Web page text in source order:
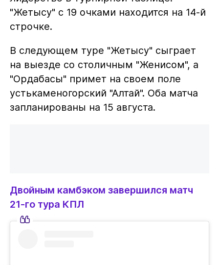
"Жетысу" с 19 очками находится на 14-й
строчке.
В следующем туре "Жетысу" сыграет
на выезде со столичным "Женисом", а
"Ордабасы" примет на своем поле
устькаменогорский "Алтай". Оба матча
запланированы на 15 августа.
Двойным камбэком завершился матч
21-го тура КПЛ